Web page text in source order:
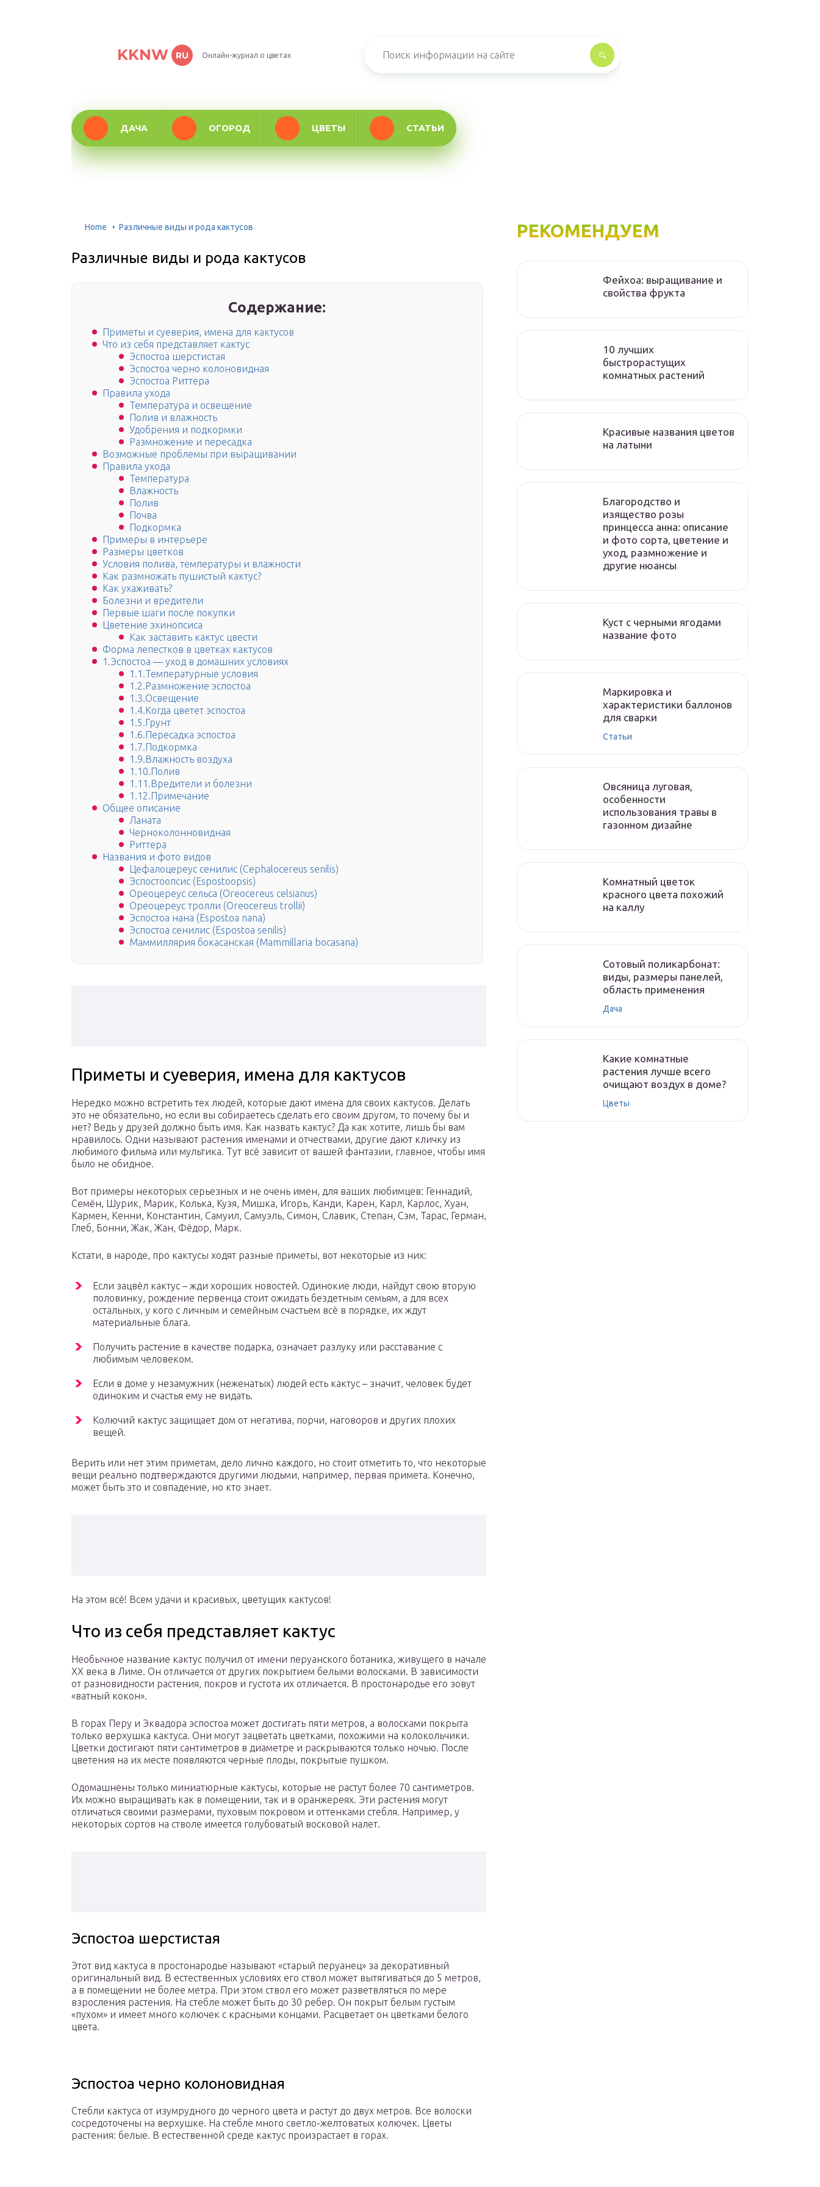
KKNW RU Онлайн-журнал о цветах
ДАЧА ОГОРОД ЦВЕТЫ СТАТЬИ
Home Различные виды и рода кактусов
Различные виды и рода кактусов
Содержание:
Приметы и суеверия, имена для кактусов
Что из себя представляет кактус
Эспостоа шерстистая
Эспостоа черно колоновидная
Эспостоа Риттера
Правила ухода
Температура и освещение
Полив и влажность
Удобрения и подкормки
Размножение и пересадка
Возможные проблемы при выращивании
Правила ухода
Температура
Влажность
Полив
Почва
Подкормка
Примеры в интерьере
Размеры цветков
Условия полива, температуры и влажности
Как размножать пушистый кактус?
Как ухаживать?
Болезни и вредители
Первые шаги после покупки
Цветение эхинопсиса
Как заставить кактус цвести
Форма лепестков в цветках кактусов
1.Эспостоа — уход в домашних условиях
1.1.Температурные условия
1.2.Размножение эспостоа
1.3.Освещение
1.4.Когда цветет эспостоа
1.5.Грунт
1.6.Пересадка эспостоа
1.7.Подкормка
1.9.Влажность воздуха
1.10.Полив
1.11.Вредители и болезни
1.12.Примечание
Общее описание
Ланата
Черноколонновидная
Риттера
Названия и фото видов
Цефалоцереус сенилис (Cephalocereus senilis)
Эспостоопсис (Espostoopsis)
Ореоцереус сельса (Oreocereus celsianus)
Ореоцереус тролли (Oreocereus trollii)
Эспостоа нана (Espostoa nana)
Эспостоа сенилис (Espostoa senilis)
Маммиллярия бокасанская (Mammillaria bocasana)
Приметы и суеверия, имена для кактусов
Нередко можно встретить тех людей, которые дают имена для своих кактусов. Делать
это не обязательно, но если вы собираетесь сделать его своим другом, то почему бы и
нет? Ведь у друзей должно быть имя. Как назвать кактус? Да как хотите, лишь бы вам
нравилось. Одни называют растения именами и отчествами, другие дают кличку из
любимого фильма или мультика. Тут всё зависит от вашей фантазии, главное, чтобы имя
было не обидное.
Вот примеры некоторых серьезных и не очень имен, для ваших любимцев: Геннадий,
Семён, Шурик, Марик, Колька, Кузя, Мишка, Игорь, Канди, Карен, Карл, Карлос, Хуан,
Кармен, Кенни, Константин, Самуил, Самуэль, Симон, Славик, Степан, Сэм, Тарас, Герман,
Глеб, Бонни, Жак, Жан, Фёдор, Марк.
Кстати, в народе, про кактусы ходят разные приметы, вот некоторые из них:
Если зацвёл кактус – жди хороших новостей. Одинокие люди, найдут свою вторую
половинку, рождение первенца стоит ожидать бездетным семьям, а для всех
остальных, у кого с личным и семейным счастьем всё в порядке, их ждут
материальные блага.
Получить растение в качестве подарка, означает разлуку или расставание с
любимым человеком.
Если в доме у незамужних (неженатых) людей есть кактус – значит, человек будет
одиноким и счастья ему не видать.
Колючий кактус защищает дом от негатива, порчи, наговоров и других плохих
вещей.
Верить или нет этим приметам, дело лично каждого, но стоит отметить то, что некоторые
вещи реально подтверждаются другими людьми, например, первая примета. Конечно,
может быть это и совпадение, но кто знает.
На этом всё! Всем удачи и красивых, цветущих кактусов!
Что из себя представляет кактус
Необычное название кактус получил от имени перуанского ботаника, живущего в начале
XX века в Лиме. Он отличается от других покрытием белыми волосками. В зависимости
от разновидности растения, покров и густота их отличается. В простонародье его зовут
«ватный кокон».
В горах Перу и Эквадора эспостоа может достигать пяти метров, а волосками покрыта
только верхушка кактуса. Они могут зацветать цветками, похожими на колокольчики.
Цветки достигают пяти сантиметров в диаметре и раскрываются только ночью. После
цветения на их месте появляются черные плоды, покрытые пушком.
Одомашнены только миниатюрные кактусы, которые не растут более 70 сантиметров.
Их можно выращивать как в помещении, так и в оранжереях. Эти растения могут
отличаться своими размерами, пуховым покровом и оттенками стебля. Например, у
некоторых сортов на стволе имеется голубоватый восковой налет.
Эспостоа шерстистая
Этот вид кактуса в простонародье называют «старый перуанец» за декоративный
оригинальный вид. В естественных условиях его ствол может вытягиваться до 5 метров,
а в помещении не более метра. При этом ствол его может разветвляться по мере
взросления растения. На стебле может быть до 30 ребер. Он покрыт белым густым
«пухом» и имеет много колючек с красными концами. Расцветает он цветками белого
цвета.
Эспостоа черно колоновидная
Стебли кактуса от изумрудного до черного цвета и растут до двух метров. Все волоски
сосредоточены на верхушке. На стебле много светло-желтоватых колючек. Цветы
растения: белые. В естественной среде кактус произрастает в горах.
РЕКОМЕНДУЕМ
Фейхоа: выращивание и
свойства фрукта
10 лучших
быстрорастущих
комнатных растений
Красивые названия цветов
на латыни
Благородство и
изящество розы
принцесса анна: описание
и фото сорта, цветение и
уход, размножение и
другие нюансы
Куст с черными ягодами
название фото
Маркировка и
характеристики баллонов
для сварки
Статьи
Овсяница луговая,
особенности
использования травы в
газонном дизайне
Комнатный цветок
красного цвета похожий
на каллу
Сотовый поликарбонат:
виды, размеры панелей,
область применения
Дача
Какие комнатные
растения лучше всего
очищают воздух в доме?
Цветы